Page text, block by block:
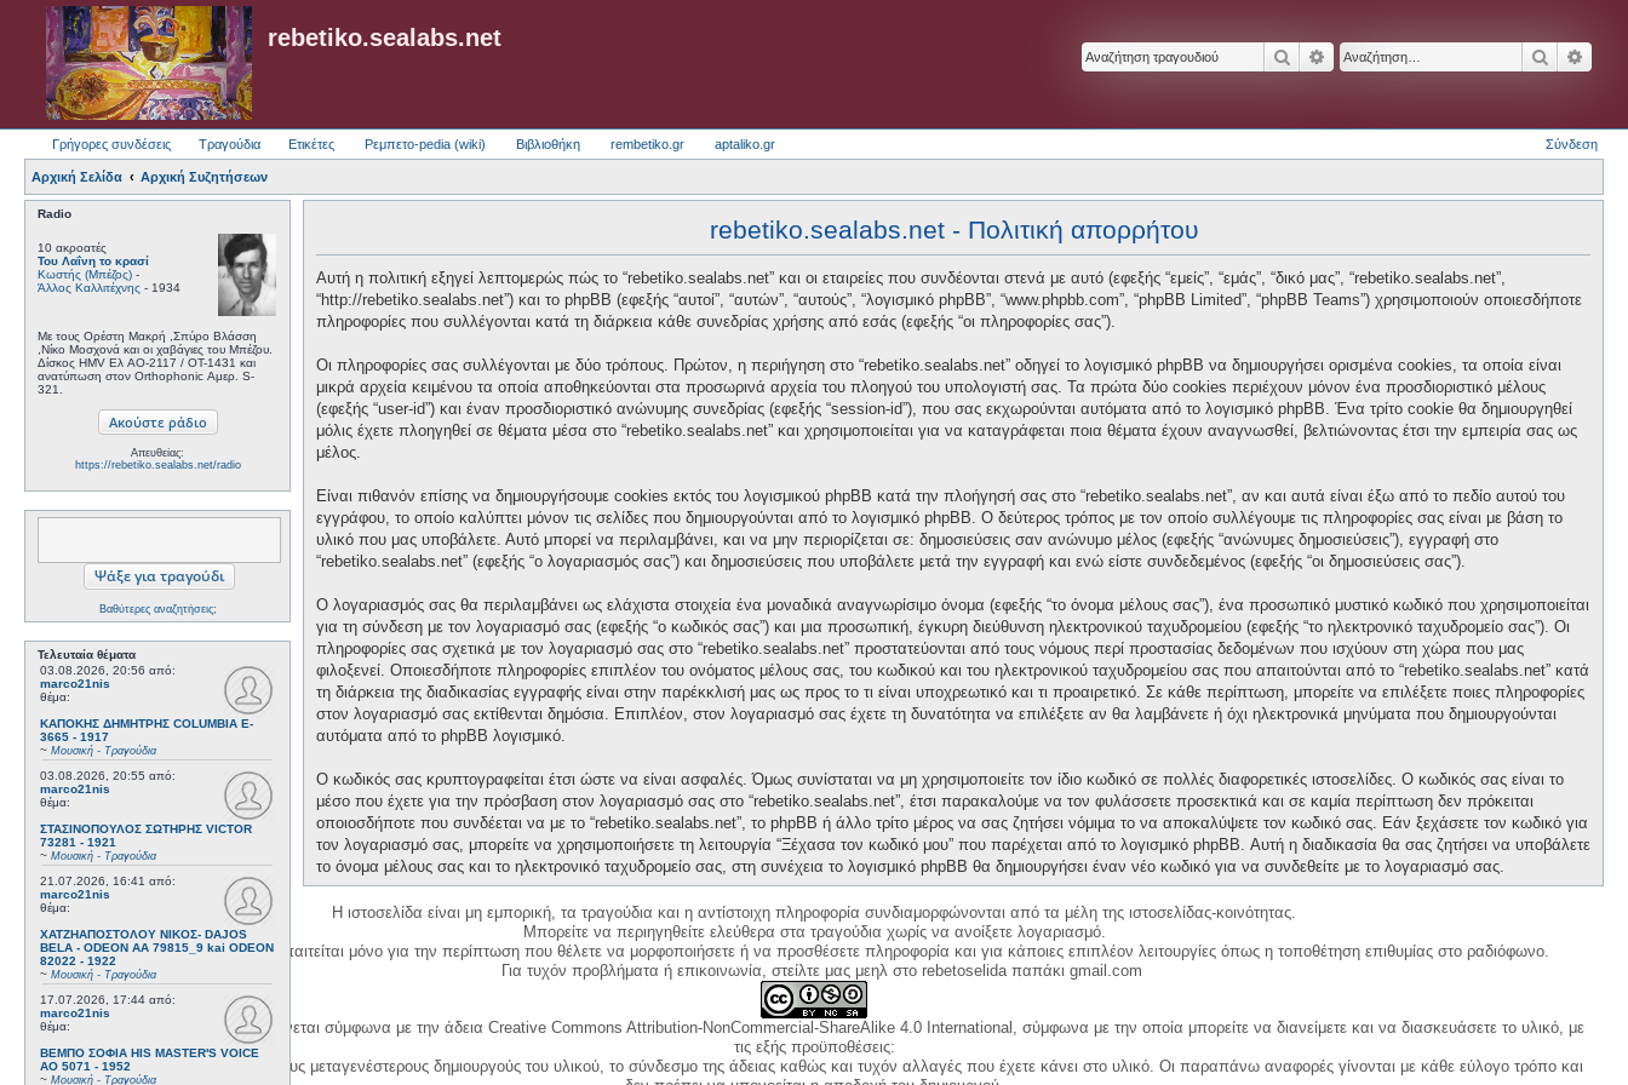
rebetiko.sealabs.net
ΑναζήτησηΕιδική αναζήτηση
Γρήγορες συνδέσεις Τραγούδια Ετικέτες Ρεμπετο-pedia (wiki) Βιβλιοθήκη rembetiko.gr aptaliko.gr Σύνδεση
Αρχική Σελίδα Αρχική Συζητήσεων
Radio
10 ακροατές
Του Λαΐνη το κρασί
Κωστής (Μπέζος) -
Άλλος Καλλιτέχνης - 1934
Με τους Ορέστη Μακρή ,Σπύρο Βλάσση
,Νίκο Μοσχονά και οι χαβάγιες του Μπέζου.
Δίσκος HMV Ελ AO-2117 / OT-1431 και
ανατύπωση στον Orthophonic Αμερ. S-
321.
Απευθείας:
https://rebetiko.sealabs.net/radio
Βαθύτερες αναζητήσεις;
Τελευταία θέματα
03.08.2026, 20:56 από:
marco21nis
θέμα:
ΚΑΠΟΚΗΣ ΔΗΜΗΤΡΗΣ COLUMBIA E-
3665 - 1917
~ Μουσική - Τραγούδια
03.08.2026, 20:55 από:
marco21nis
θέμα:
ΣΤΑΣΙΝΟΠΟΥΛΟΣ ΣΩΤΗΡΗΣ VICTOR
73281 - 1921
~ Μουσική - Τραγούδια
21.07.2026, 16:41 από:
marco21nis
θέμα:
ΧΑΤΖΗΑΠΟΣΤΟΛΟΥ ΝΙΚΟΣ- DAJOS
BELA - ODEON AA 79815_9 kai ODEON
82022 - 1922
~ Μουσική - Τραγούδια
17.07.2026, 17:44 από:
marco21nis
θέμα:
ΒΕΜΠΟ ΣΟΦΙΑ HIS MASTER'S VOICE
AO 5071 - 1952
~ Μουσική - Τραγούδια
rebetiko.sealabs.net - Πολιτική απορρήτου
Αυτή η πολιτική εξηγεί λεπτομερώς πώς το “rebetiko.sealabs.net” και οι εταιρείες που συνδέονται στενά με αυτό (εφεξής “εμείς”, “εμάς”, “δικό μας”, “rebetiko.sealabs.net”,
“http://rebetiko.sealabs.net”) και το phpBB (εφεξής “αυτοί”, “αυτών”, “αυτούς”, “λογισμικό phpBB”, “www.phpbb.com”, “phpBB Limited”, “phpBB Teams”) χρησιμοποιούν οποιεσδήποτε
πληροφορίες που συλλέγονται κατά τη διάρκεια κάθε συνεδρίας χρήσης από εσάς (εφεξής “οι πληροφορίες σας”).
Οι πληροφορίες σας συλλέγονται με δύο τρόπους. Πρώτον, η περιήγηση στο “rebetiko.sealabs.net” οδηγεί το λογισμικό phpBB να δημιουργήσει ορισμένα cookies, τα οποία είναι
μικρά αρχεία κειμένου τα οποία αποθηκεύονται στα προσωρινά αρχεία του πλοηγού του υπολογιστή σας. Τα πρώτα δύο cookies περιέχουν μόνον ένα προσδιοριστικό μέλους
(εφεξής “user-id”) και έναν προσδιοριστικό ανώνυμης συνεδρίας (εφεξής “session-id”), που σας εκχωρούνται αυτόματα από το λογισμικό phpBB. Ένα τρίτο cookie θα δημιουργηθεί
μόλις έχετε πλοηγηθεί σε θέματα μέσα στο “rebetiko.sealabs.net” και χρησιμοποιείται για να καταγράφεται ποια θέματα έχουν αναγνωσθεί, βελτιώνοντας έτσι την εμπειρία σας ως
μέλος.
Είναι πιθανόν επίσης να δημιουργήσουμε cookies εκτός του λογισμικού phpBB κατά την πλοήγησή σας στο “rebetiko.sealabs.net”, αν και αυτά είναι έξω από το πεδίο αυτού του
εγγράφου, το οποίο καλύπτει μόνον τις σελίδες που δημιουργούνται από το λογισμικό phpBB. Ο δεύτερος τρόπος με τον οποίο συλλέγουμε τις πληροφορίες σας είναι με βάση το
υλικό που μας υποβάλετε. Αυτό μπορεί να περιλαμβάνει, και να μην περιορίζεται σε: δημοσιεύσεις σαν ανώνυμο μέλος (εφεξής “ανώνυμες δημοσιεύσεις”), εγγραφή στο
“rebetiko.sealabs.net” (εφεξής “ο λογαριασμός σας”) και δημοσιεύσεις που υποβάλετε μετά την εγγραφή και ενώ είστε συνδεδεμένος (εφεξής “οι δημοσιεύσεις σας”).
Ο λογαριασμός σας θα περιλαμβάνει ως ελάχιστα στοιχεία ένα μοναδικά αναγνωρίσιμο όνομα (εφεξής “το όνομα μέλους σας”), ένα προσωπικό μυστικό κωδικό που χρησιμοποιείται
για τη σύνδεση με τον λογαριασμό σας (εφεξής “ο κωδικός σας”) και μια προσωπική, έγκυρη διεύθυνση ηλεκτρονικού ταχυδρομείου (εφεξής “το ηλεκτρονικό ταχυδρομείο σας”). Οι
πληροφορίες σας σχετικά με τον λογαριασμό σας στο “rebetiko.sealabs.net” προστατεύονται από τους νόμους περί προστασίας δεδομένων που ισχύουν στη χώρα που μας
φιλοξενεί. Οποιεσδήποτε πληροφορίες επιπλέον του ονόματος μέλους σας, του κωδικού και του ηλεκτρονικού ταχυδρομείου σας που απαιτούνται από το “rebetiko.sealabs.net” κατά
τη διάρκεια της διαδικασίας εγγραφής είναι στην παρέκκλισή μας ως προς το τι είναι υποχρεωτικό και τι προαιρετικό. Σε κάθε περίπτωση, μπορείτε να επιλέξετε ποιες πληροφορίες
στον λογαριασμό σας εκτίθενται δημόσια. Επιπλέον, στον λογαριασμό σας έχετε τη δυνατότητα να επιλέξετε αν θα λαμβάνετε ή όχι ηλεκτρονικά μηνύματα που δημιουργούνται
αυτόματα από το phpBB λογισμικό.
Ο κωδικός σας κρυπτογραφείται έτσι ώστε να είναι ασφαλές. Όμως συνίσταται να μη χρησιμοποιείτε τον ίδιο κωδικό σε πολλές διαφορετικές ιστοσελίδες. Ο κωδικός σας είναι το
μέσο που έχετε για την πρόσβαση στον λογαριασμό σας στο “rebetiko.sealabs.net”, έτσι παρακαλούμε να τον φυλάσσετε προσεκτικά και σε καμία περίπτωση δεν πρόκειται
οποιοσδήποτε που συνδέεται να με το “rebetiko.sealabs.net”, το phpBB ή άλλο τρίτο μέρος να σας ζητήσει νόμιμα το να αποκαλύψετε τον κωδικό σας. Εάν ξεχάσετε τον κωδικό για
τον λογαριασμό σας, μπορείτε να χρησιμοποιήσετε τη λειτουργία “Ξέχασα τον κωδικό μου” που παρέχεται από το λογισμικό phpBB. Αυτή η διαδικασία θα σας ζητήσει να υποβάλετε
το όνομα μέλους σας και το ηλεκτρονικό ταχυδρομείο σας, στη συνέχεια το λογισμικό phpBB θα δημιουργήσει έναν νέο κωδικό για να συνδεθείτε με το λογαριασμό σας.
Η ιστοσελίδα είναι μη εμπορική, τα τραγούδια και η αντίστοιχη πληροφορία συνδιαμορφώνονται από τα μέλη της ιστοσελίδας-κοινότητας.
Μπορείτε να περιηγηθείτε ελεύθερα στα τραγούδια χωρίς να ανοίξετε λογαριασμό.
Η δημιουργία λογαριασμού απαιτείται μόνο για την περίπτωση που θέλετε να μορφοποιήσετε ή να προσθέσετε πληροφορία και για κάποιες επιπλέον λειτουργίες όπως η τοποθέτηση επιθυμίας στο ραδιόφωνο.
Για τυχόν προβλήματα ή επικοινωνία, στείλτε μας μεηλ στο rebetoselida παπάκι gmail.com
Η χρήση του υλικού της σελίδας γίνεται σύμφωνα με την άδεια Creative Commons Attribution-NonCommercial-ShareAlike 4.0 International, σύμφωνα με την οποία μπορείτε να διανείμετε και να διασκευάσετε το υλικό, με
τις εξής προϋποθέσεις:
1. Να αναφέρετε τον αρχικό και τους μεταγενέστερους δημιουργούς του υλικού, το σύνδεσμο της άδειας καθώς και τυχόν αλλαγές που έχετε κάνει στο υλικό. Οι παραπάνω αναφορές γίνονται με κάθε εύλογο τρόπο και